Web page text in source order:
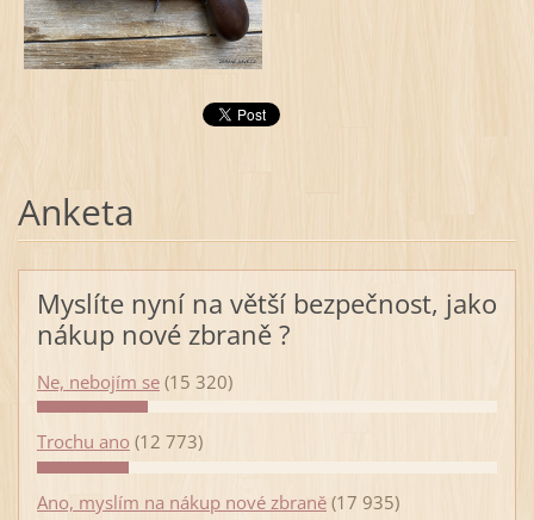
Anketa
Myslíte nyní na větší bezpečnost, jako
nákup nové zbraně ?
Ne, nebojím se (15 320)
Trochu ano (12 773)
Ano, myslím na nákup nové zbraně (17 935)